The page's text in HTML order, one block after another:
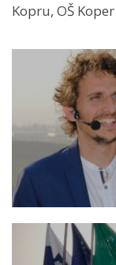
Kopru, OŠ